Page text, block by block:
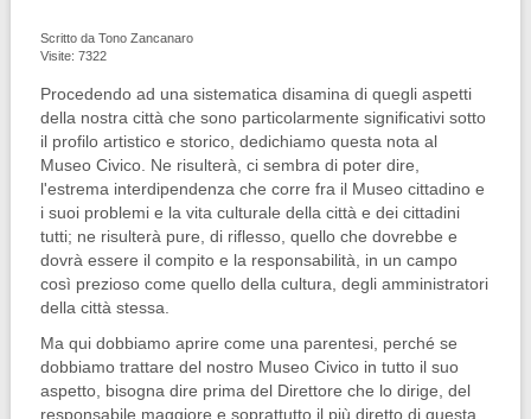
Scritto da Tono Zancanaro
Visite: 7322
Procedendo ad una sistematica di­samina di quegli aspetti
della nostra città che sono particolarmente signifi­cativi sotto
il profilo artistico e storico, dedichiamo questa nota al
Museo Civi­co. Ne risulterà, ci sembra di poter dire,
l'estrema interdipendenza che corre fra il Museo cittadino e
i suoi problemi e la vita culturale della città e dei citta­dini
tutti; ne risulterà pure, di riflesso, quello che dovrebbe e
dovrà essere il compito e la responsabilità, in un cam­po
così prezioso come quello della cul­tura, degli amministratori
della città stessa.
Ma qui dobbiamo aprire come una parentesi, perché se
dobbiamo trattare del nostro Museo Civico in tutto il suo
aspetto, bisogna dire prima del Diret­tore che lo dirige, del
responsabile maggiore e soprattutto il più diretto di questa